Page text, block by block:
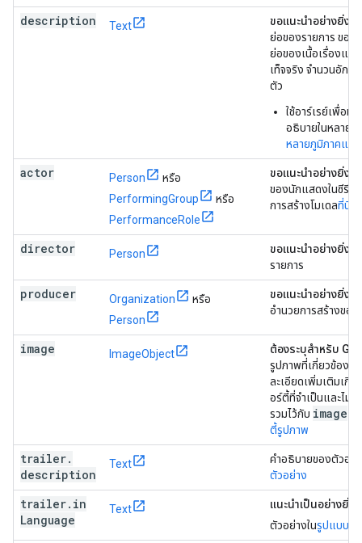
description Text ขอแนะนำอย่างยิ่ง
ย่อของรายการ ขอแน
ย่อของเนื้อเรื่องแทน
เท็จจริง จำนวนอักข
ตัว
ใช้อาร์เรย์เพื่อม
อธิบายในหลายภ
หลายภูมิภาคและ
actor Person
หรือ
PerformingGroup
หรือ
PerformanceRole
ขอแนะนำอย่างยิ่ง
ของนักแสดงในซีรีส์
การสร้างโมเดลที่นี่
director Person ขอแนะนำอย่างยิ่ง
รายการ
producer Organization
หรือ
Person
ขอแนะนำอย่างยิ่ง
อำนวยการสร้างของ
image ImageObject
ต้องระบุสำหรับ
รูปภาพที่เกี่ยวข้องกั
ละเอียดเพิ่มเติมเกี่
อร์ตี้ที่จำเป็นและไม่
รวมไว้กับ image
ตี้รูปภาพ
trailer.
description
Text
คำอธิบายของตัวอย่
ตัวอย่าง
trailer. in
Language
Text แนะนำเป็นอย่างยิ่ง
ตัวอย่างในรูปแบบ